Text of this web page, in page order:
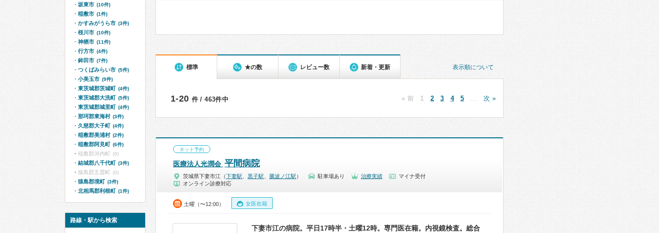
表示順について
標準 ★の数 レビュー数 新着・更新
1-20 件 / 463件中 « 前 1 2 3 4 5 次 »
ネット予約
医療法人光潤会 平間病院
茨城県下妻市江（下妻駅 黒子駅 騰波ノ江駅 ） 駐車場あり 治療実績
マイナ受付
オンライン診療対応
土曜（〜12:00） 女医在籍
下妻市江の病院。平日17時半・土曜12時。専門医在籍。内視鏡検査。総合
坂東市 (10件)
稲敷市 (1件)
かすみがうら市 (3件)
桜川市 (10件)
神栖市 (11件)
行方市 (4件)
鉾田市 (7件)
つくばみらい市 (5件)
小美玉市 (9件)
東茨城郡茨城町 (4件)
東茨城郡大洗町 (5件)
東茨城郡城里町 (4件)
那珂郡東海村 (3件)
久慈郡大子町 (4件)
稲敷郡美浦村 (2件)
稲敷郡阿見町 (6件)
稲敷郡河内町 (0)
結城郡八千代町 (3件)
猿島郡五霞町 (0)
猿島郡境町 (3件)
北相馬郡利根町 (1件)
路線・駅から検索